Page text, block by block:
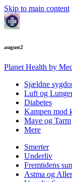
Skip to main content
august2
Planet Health by
Sjældne
Luft og
Diabetes
Kampen mod
Mave og Tarm
Mere
Smerter
Underliv
Fremtidens
Astma og